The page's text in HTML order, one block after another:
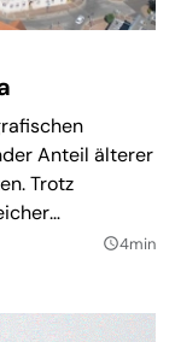
Anteil älterer
Trotz
Integration
Der Bericht
query_builder4min